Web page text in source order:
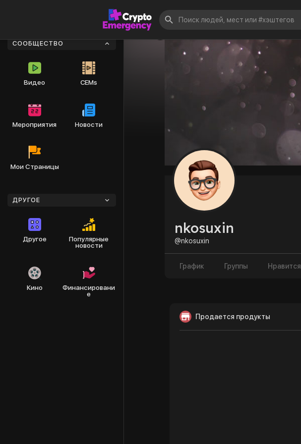
СООБЩЕСТВО
Видео CEMs
Мероприятия Новости
Мои Страницы
ДРУГОЕ
Другое
Популярные
новости
Кино
Финансировани
е
nkosuxin
@nkosuxin
График Группы Нравится
Продается продукты